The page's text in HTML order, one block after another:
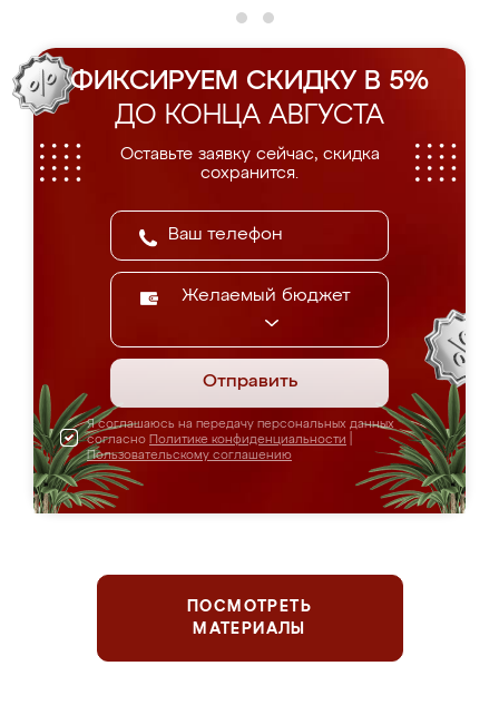
ФИКСИРУЕМ СКИДКУ В 5%
ДО КОНЦА АВГУСТА
Оставьте заявку сейчас, скидка
сохранится.
Желаемый бюджет
Отправить
Я соглашаюсь на передачу персональных данных
согласно Политике конфиденциальности
Пользовательскому соглашению
ПОСМОТРЕТЬ
МАТЕРИАЛЫ